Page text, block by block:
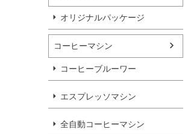
オリジナルパッケージ
コーヒーマシン
コーヒーブルーワー
エスプレッソマシン
全自動コーヒーマシン